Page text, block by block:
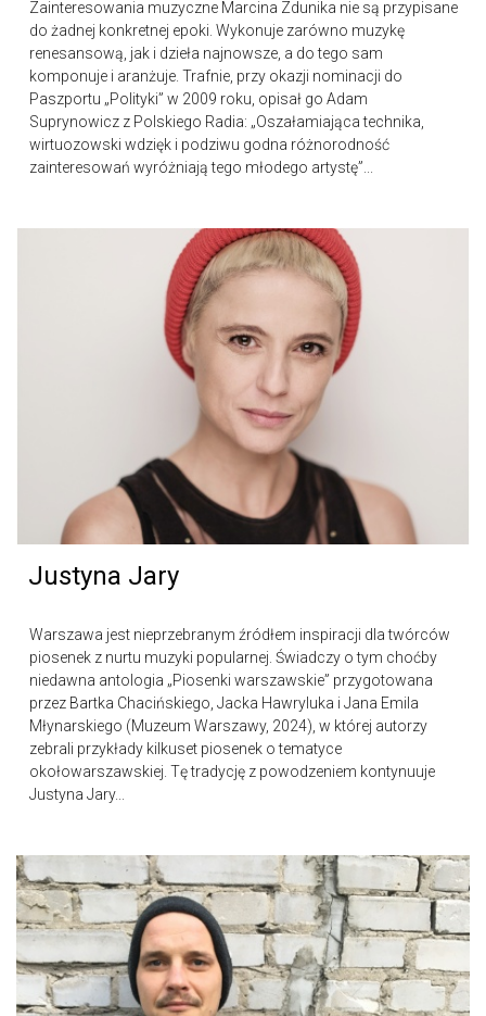
Zainteresowania muzyczne Marcina Zdunika nie są przypisane
do żadnej konkretnej epoki. Wykonuje zarówno muzykę
renesansową, jak i dzieła najnowsze, a do tego sam
komponuje i aranżuje. Trafnie, przy okazji nominacji do
Paszportu „Polityki” w 2009 roku, opisał go Adam
Suprynowicz z Polskiego Radia: „Oszałamiająca technika,
wirtuozowski wdzięk i podziwu godna różnorodność
zainteresowań wyróżniają tego młodego artystę”...
Justyna Jary
Warszawa jest nieprzebranym źródłem inspiracji dla twórców
piosenek z nurtu muzyki popularnej. Świadczy o tym choćby
niedawna antologia „Piosenki warszawskie” przygotowana
przez Bartka Chacińskiego, Jacka Hawryluka i Jana Emila
Młynarskiego (Muzeum Warszawy, 2024), w której autorzy
zebrali przykłady kilkuset piosenek o tematyce
okołowarszawskiej. Tę tradycję z powodzeniem kontynuuje
Justyna Jary...